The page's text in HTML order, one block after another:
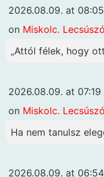
2026.08.09. at 08:05
on Miskolc.
„Attól félek, hogy
2026.08.09. at 07:19
on Miskolc.
Ha nem tanulsz
2026.08.09. at 06:54